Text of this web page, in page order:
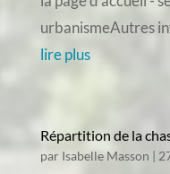
urbanismeAutres
lire plus
Répartition de la
par Isabelle Masson |